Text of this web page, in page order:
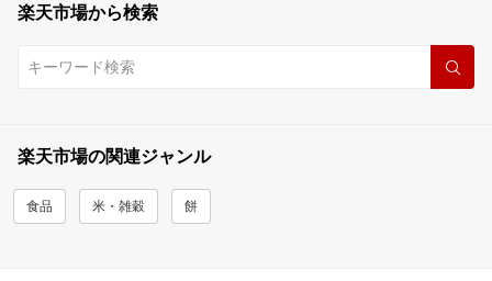
楽天市場から検索
楽天市場の関連ジャンル
食品 米・雑穀 餅